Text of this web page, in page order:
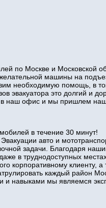
по Москве и Московской
машины на
необходимую помощь, в
эвакуатора это долгий и
в наш офис и мы пришлем
в течение 30 минут!
авто и
задачи. Благодаря
в труднодоступных
корпоративному клиенту,
каждый район
навыками мы являемся